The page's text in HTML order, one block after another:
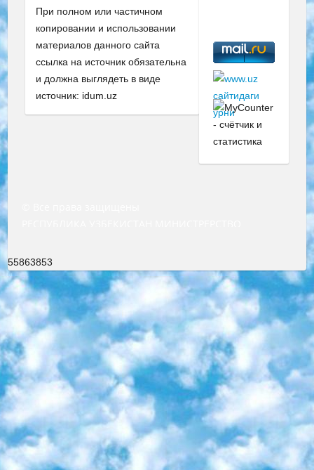
При полном или частичном
копировании и использовании
материалов данного сайта
ссылка на источник обязательна
и должна выглядеть в виде
источник: idum.uz
55863853